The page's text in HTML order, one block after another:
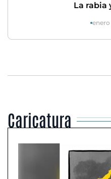
La rabia
enero
Caricatura